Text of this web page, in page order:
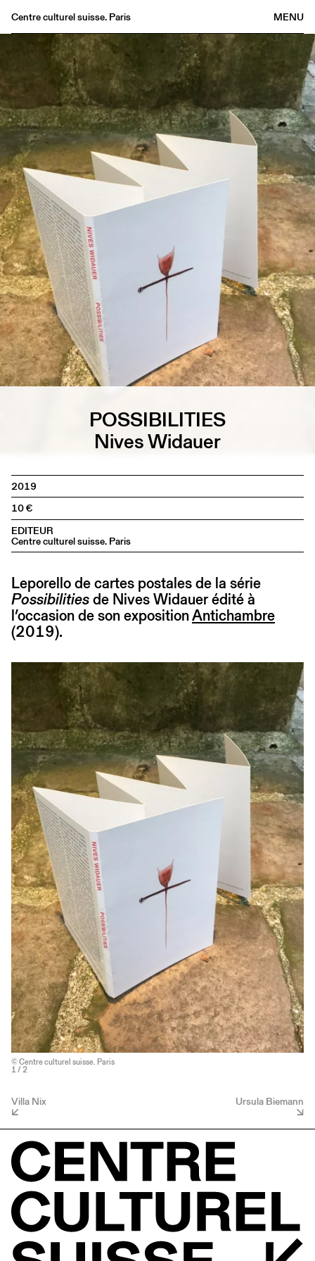
MENU
Centre culturel suisse. Paris
Buvette
Archives
Medias
Publications
About
FR/EN
POSSIBILITIES
Nives Widauer
2019
10
EDITEUR
Centre culturel suisse. Paris
Leporello de cartes postales de la série
Possibilitiesde Nives Widauer édité à
l’occasion de son expositionAntichambre
(2019).
© Centre culturel suisse. Paris
1 / 2
Villa Nix Ursula Biemann